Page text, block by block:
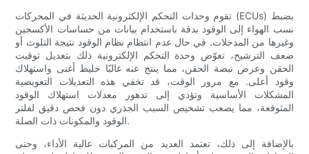
تقوم وحدات التحكم الإلكترونية الحديثة في المحركات (ECUs) بضبط
نسب الهواء إلى الوقود بدقة باستخدام بيانات من حساسات الأكسجين
وغيرها من المدخلات. في حال عدم انتظام نظام الوقود نتيجة التلوث أو
ضعف الترشيح، تعوّض وحدة التحكم الإلكترونية ذلك بتعديل توقيت
الحقن وعرض نبضة الحقن، مما ينتج عنه غالبًا خليط أغنى واستهلاك
وقود أعلى. مع مرور الوقت، قد تخفي هذه التعديلات التعويضية
المشكلات الأساسية وتؤدي إلى تدهور معدلات استهلاك الوقود
المتوقعة، مما يصعب تشخيص السبب الجذري دون فحص دقيق لفلتر
الوقود والمكونات ذات الصلة.
بالإضافة إلى ذلك، تعتمد العديد من المركبات عالية الأداء، وحتى